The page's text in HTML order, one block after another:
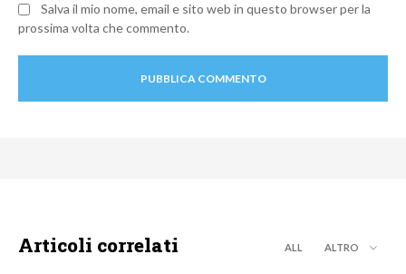
Salva il mio nome, email e sito web in questo browser per la
prossima volta che commento.
Articoli correlati ALL ALTRO